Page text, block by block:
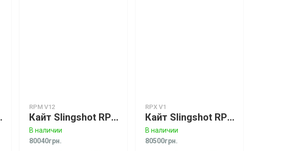
Kite only
RPM V12
Кайт Slingshot RPM V12
В наличии
80040грн.
RPX V1
Кайт Slingshot RPX V1
В наличии
80500грн.